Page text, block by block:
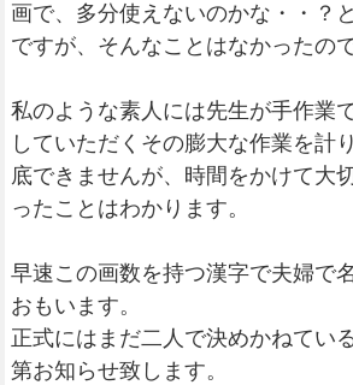
画で、多分使えないのかな・・？
ですが、そんなことはなかったの
私のような素人には先生が手作業
していただくその膨大な作業を計
底できませんが、時間をかけて大
ったことはわかります。
早速この画数を持つ漢字で夫婦で
おもいます。
正式にはまだ二人で決めかねてい
第お知らせ致します。